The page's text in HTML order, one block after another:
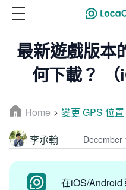
最新遊戲版本
何下載？ （
Home > 變更 GPS 位置
李承翰 December
在iOS/Android